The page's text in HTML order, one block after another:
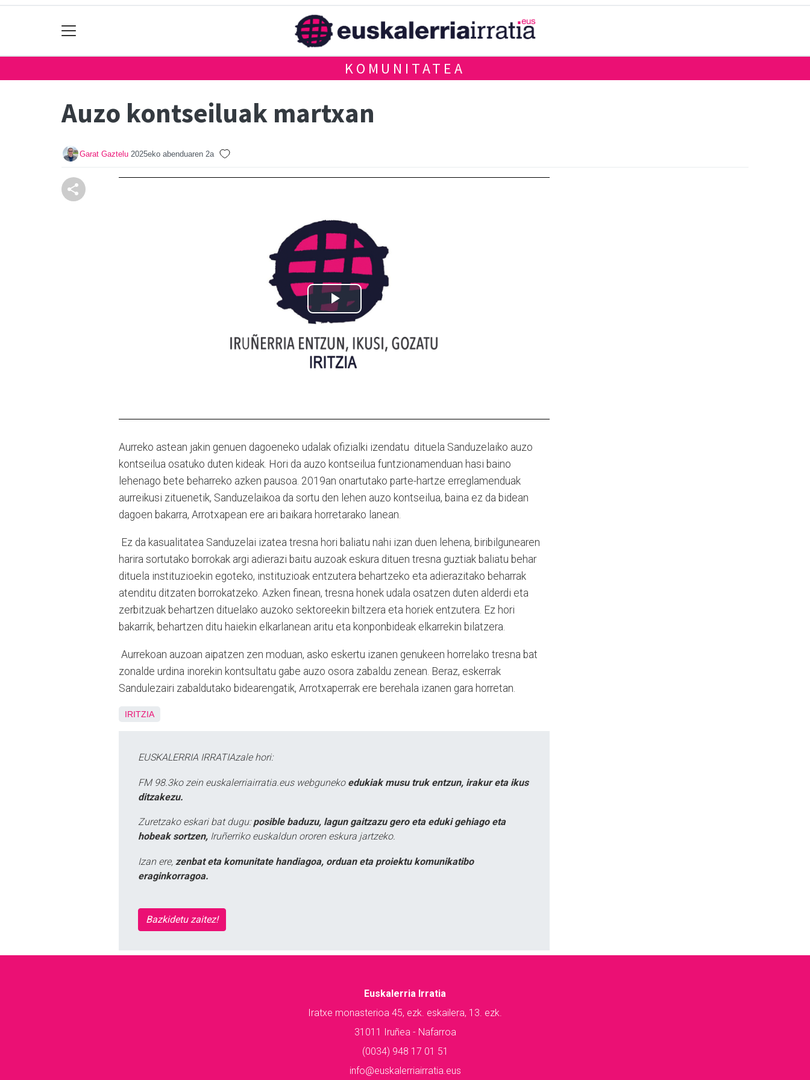
KOMUNITATEA
Auzo kontseiluak martxan
Garat Gaztelu 2025eko abenduaren 2a
Aurreko astean jakin genuen dagoeneko udalak ofizialki izendatu dituela Sanduzelaiko auzo
kontseilua osatuko duten kideak. Hori da auzo kontseilua funtzionamenduan hasi baino
lehenago bete beharreko azken pausoa. 2019an onartutako parte-hartze erreglamenduak
aurreikusi zituenetik, Sanduzelaikoa da sortu den lehen auzo kontseilua, baina ez da bidean
dagoen bakarra, Arrotxapean ere ari baikara horretarako lanean.
Ez da kasualitatea Sanduzelai izatea tresna hori baliatu nahi izan duen lehena, biribilgunearen
harira sortutako borrokak argi adierazi baitu auzoak eskura dituen tresna guztiak baliatu behar
dituela instituzioekin egoteko, instituzioak entzutera behartzeko eta adierazitako beharrak
atenditu ditzaten borrokatzeko. Azken finean, tresna honek udala osatzen duten alderdi eta
zerbitzuak behartzen dituelako auzoko sektoreekin biltzera eta horiek entzutera. Ez hori
bakarrik, behartzen ditu haiekin elkarlanean aritu eta konponbideak elkarrekin bilatzera.
Aurrekoan auzoan aipatzen zen moduan, asko eskertu izanen genukeen horrelako tresna bat
zonalde urdina inorekin kontsultatu gabe auzo osora zabaldu zenean. Beraz, eskerrak
Sandulezairi zabaldutako bidearengatik, Arrotxaperrak ere berehala izanen gara horretan.
IRITZIA
EUSKALERRIA IRRATIAzale hori:
FM 98.3ko zein euskalerriairratia.eus webguneko edukiak musu truk entzun, irakur eta ikus
ditzakezu.
Zuretzako eskari bat dugu: posible baduzu, lagun gaitzazu gero eta eduki gehiago eta
hobeak sortzen, Iruñerriko euskaldun ororen eskura jartzeko.
Izan ere, zenbat eta komunitate handiagoa, orduan eta proiektu komunikatibo
eraginkorragoa.
Bazkidetu zaitez!
Euskalerria Irratia
Iratxe monasterioa 45, ezk. eskailera, 13. ezk.
31011 Iruñea - Nafarroa
(0034) 948 17 01 51
info@euskalerriairratia.eus